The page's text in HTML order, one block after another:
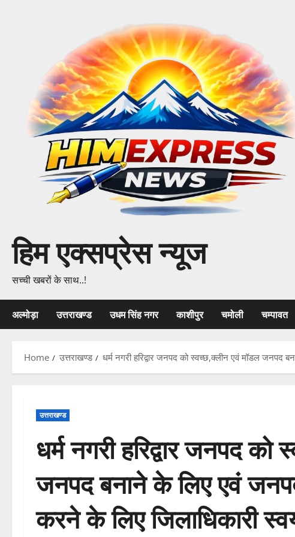
हिम एक्सप्रेस न्यूज
सच्ची खबरों के साथ..!
अल्मोड़ा उत्तराखण्ड उधम सिंह नगर काशीपुर चमोली चम्पावत
Home उत्तराखण्ड धर्म नगरी हरिद्वार जनपद को स्वच्छ,क्लीन एवं मॉडल
उत्तराखण्ड
धर्म नगरी हरिद्वार जनपद
जनपद बनाने के लिए एवं
करने के लिए जिलाधिकारी